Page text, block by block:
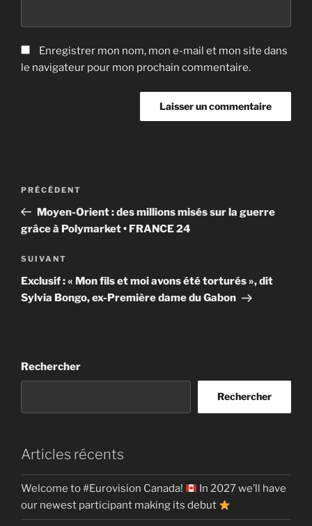
Enregistrer mon nom, mon e-mail et mon site dans
le navigateur pour mon prochain commentaire.
Navigation
l’article
Article
précédent
PRÉCÉDENT
Moyen-Orient : des millions misés sur la guerre
grâce à Polymarket • FRANCE 24
Article
suivant
SUIVANT
Exclusif : « Mon fils et moi avons été torturés », dit
Sylvia Bongo, ex-Première dame du Gabon
Rechercher
Rechercher
Articles récents
Welcome to #Eurovision Canada!
In 2027 we’ll have
our newest participant making its debut